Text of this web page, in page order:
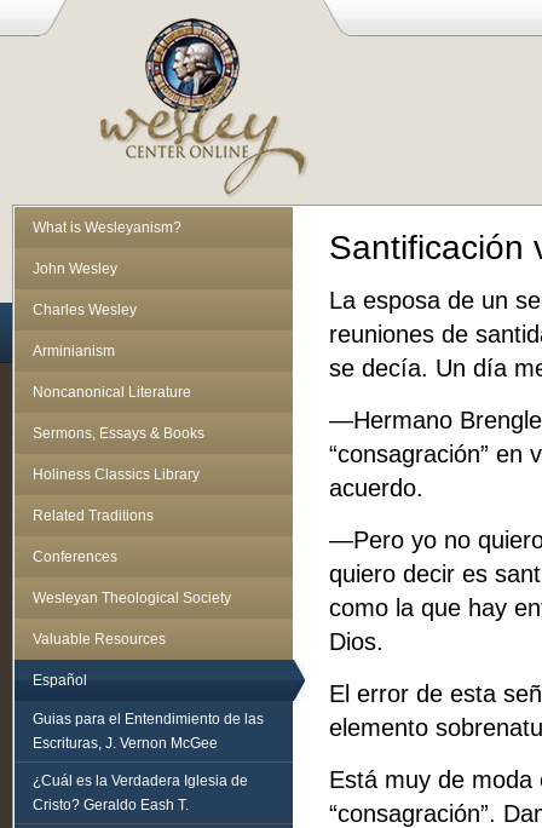
Santificación
La esposa de un
reuniones de
se decía. Un día
—Hermano
“consagración” en
acuerdo.
—Pero yo no
quiero decir es
como la que hay
Dios.
El error de esta
elemento
Está muy de moda
“consagración”.
What is Wesleyanism?
John Wesley
Charles Wesley
Arminianism
Noncanonical Literature
Sermons, Essays & Books
Holiness Classics Library
Related Traditions
Conferences
Wesleyan Theological Society
Valuable Resources
Español
Guias para el Entendimiento de las
Escrituras, J. Vernon McGee
¿Cuál es la Verdadera Iglesia de
Cristo? Geraldo Eash T.